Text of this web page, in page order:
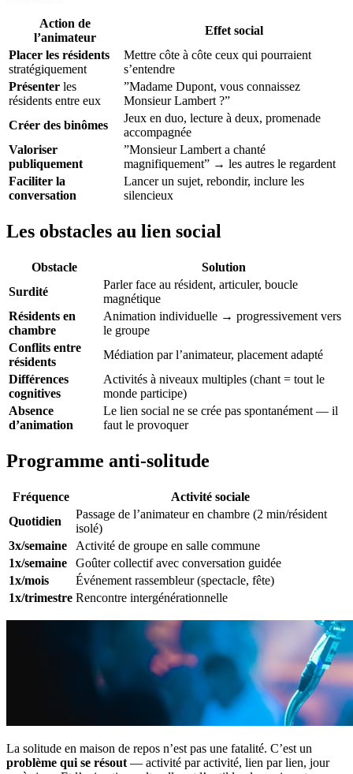
Action de
l’animateur
Effet social
Placer les résidents
stratégiquement
Mettre côte à côte ceux qui pourraient
s’entendre
Présenter les
résidents entre eux
”Madame Dupont, vous connaissez
Monsieur Lambert ?”
Créer des binômes
Jeux en duo, lecture à deux, promenade
accompagnée
Valoriser
publiquement
”Monsieur Lambert a chanté
magnifiquement” → les autres le regardent
Faciliter la
conversation
Lancer un sujet, rebondir, inclure les
silencieux
Les obstacles au lien social
Obstacle
Solution
Surdité
Parler face au résident, articuler, boucle
magnétique
Résidents en
chambre
Animation individuelle → progressivement vers
le groupe
Conflits entre
résidents
Médiation par l’animateur, placement adapté
Différences
cognitives
Activités à niveaux multiples (chant = tout le
monde participe)
Absence
d’animation
Le lien social ne se crée pas spontanément — il
faut le provoquer
Programme anti-solitude
Fréquence
Activité sociale
Quotidien
Passage de l’animateur en chambre (2 min/résident
isolé)
3x/semaine
Activité de groupe en salle commune
1x/semaine
Goûter collectif avec conversation guidée
1x/mois
Événement rassembleur (spectacle, fête)
1x/trimestre Rencontre intergénérationnelle
La solitude en maison de repos n’est pas une fatalité. C’est un
problème qui se résout — activité par activité, lien par lien, jour